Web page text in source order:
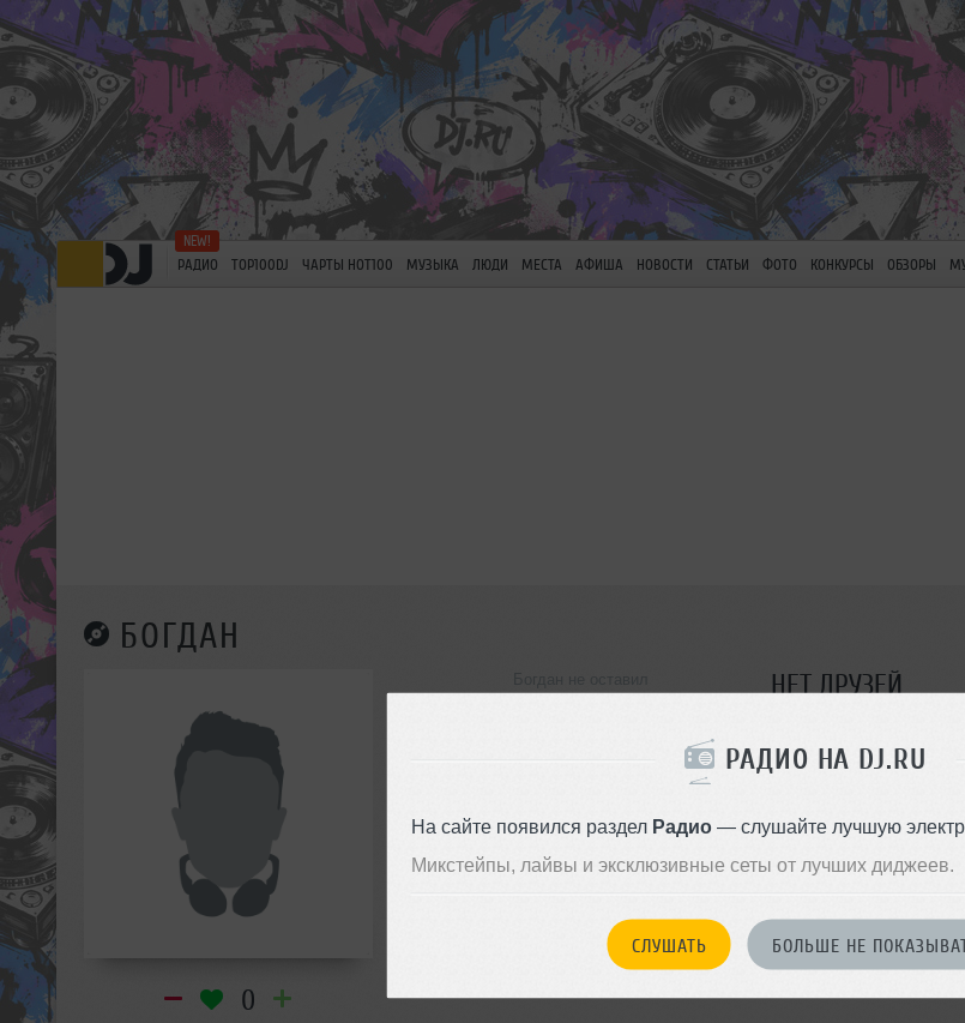
РАДИО НА DJ.RU
На сайте появился раздел Радио— слушайте лучшую
Микстейпы, лайвы и эксклюзивные сеты от лучших диджеев.
СЛУШАТЬ БОЛЬШЕ НЕ
РАДИО TOP100DJ ЧАРТЫ HOT100 МУЗЫКА ЛЮДИ МЕСТА АФИША НОВОСТИ СТАТЬИ ФОТО КОНКУРСЫ ОБЗОРЫ
БОГДАН
0
НЕТ ДРУЗЕЙ